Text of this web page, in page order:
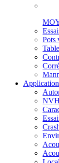
Pots
NVH